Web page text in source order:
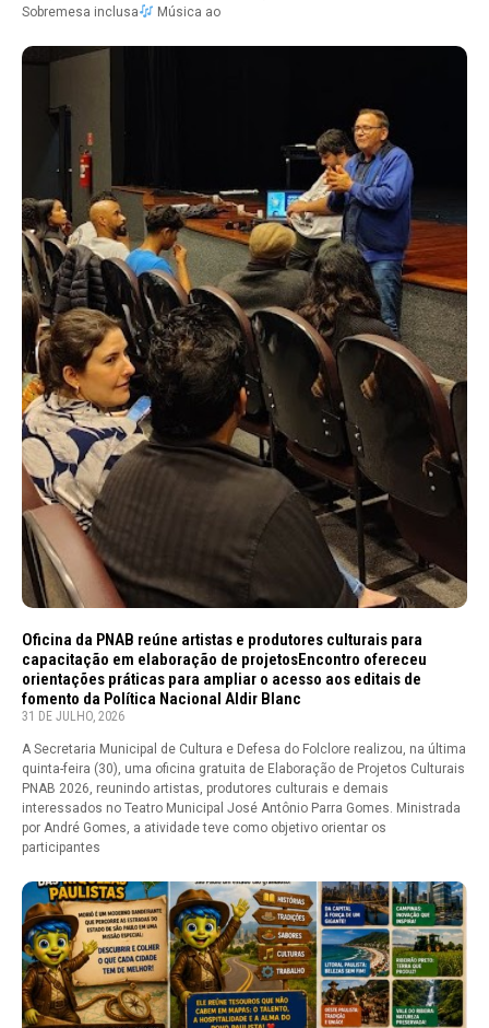
Sobremesa inclusa
Música ao
Oficina da PNAB reúne artistas e produtores culturais para
capacitação em elaboração de projetosEncontro ofereceu
orientações práticas para ampliar o acesso aos editais de
fomento da Política Nacional Aldir Blanc
31 DE JULHO, 2026
A Secretaria Municipal de Cultura e Defesa do Folclore realizou, na última
quinta-feira (30), uma oficina gratuita de Elaboração de Projetos Culturais
PNAB 2026, reunindo artistas, produtores culturais e demais
interessados no Teatro Municipal José Antônio Parra Gomes. Ministrada
por André Gomes, a atividade teve como objetivo orientar os
participantes